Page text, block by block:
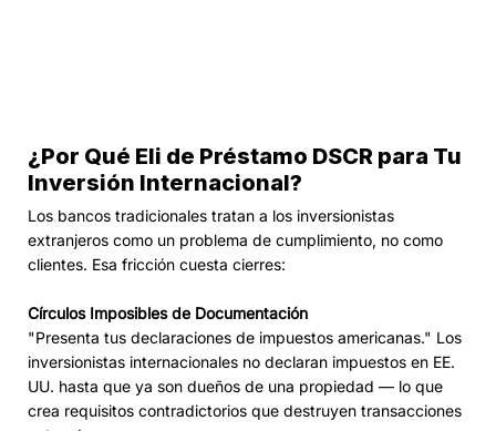
¿Por Qué Eli de Préstamo DSCR para Tu
Inversión Internacional?
Los bancos tradicionales tratan a los inversionistas
extranjeros como un problema de cumplimiento, no como
clientes. Esa fricción cuesta cierres:
Círculos Imposibles de Documentación
"Presenta tus declaraciones de impuestos americanas." Los
inversionistas internacionales no declaran impuestos en EE.
UU. hasta que ya son dueños de una propiedad — lo que
crea requisitos contradictorios que destruyen transacciones